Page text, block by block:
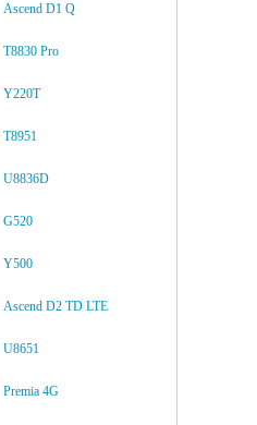
Ascend D1 Q
T8830 Pro
Y220T
T8951
U8836D
G520
Y500
Ascend D2 TD LTE
U8651
Premia 4G